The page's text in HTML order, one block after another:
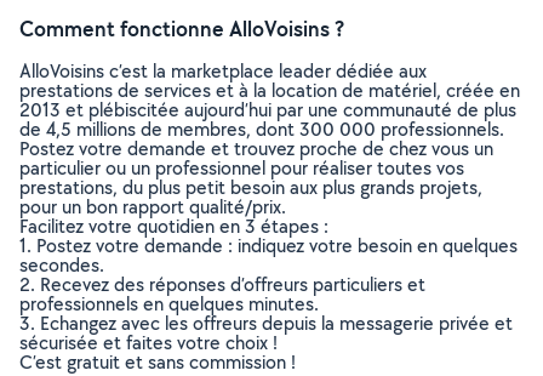
Comment fonctionne AlloVoisins ?
AlloVoisins c’est la marketplace leader dédiée aux
prestations de services et à la location de matériel, créée en
2013 et plébiscitée aujourd’hui par une communauté de plus
de 4,5 millions de membres, dont 300 000 professionnels.
Postez votre demande et trouvez proche de chez vous un
particulier ou un professionnel pour réaliser toutes vos
prestations, du plus petit besoin aux plus grands projets,
pour un bon rapport qualité/prix.
Facilitez votre quotidien en 3 étapes :
1. Postez votre demande : indiquez votre besoin en quelques
secondes.
2. Recevez des réponses d’offreurs particuliers et
professionnels en quelques minutes.
3. Echangez avec les offreurs depuis la messagerie privée et
sécurisée et faites votre choix !
C’est gratuit et sans commission !